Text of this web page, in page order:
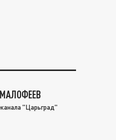
"Царьград"